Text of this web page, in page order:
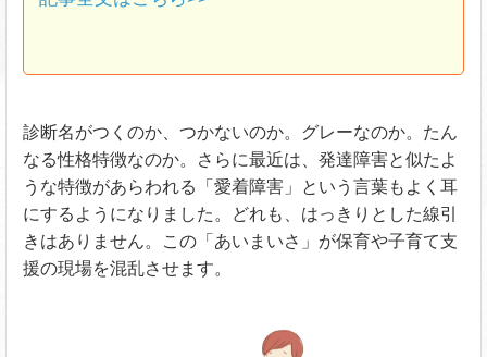
診断名がつくのか、つかないのか。グレーなのか。たん
なる性格特徴なのか。さらに最近は、発達障害と似たよ
うな特徴があらわれる「愛着障害」という言葉もよく耳
にするようになりました。どれも、はっきりとした線引
きはありません。この「あいまいさ」が保育や子育て支
援の現場を混乱させます。